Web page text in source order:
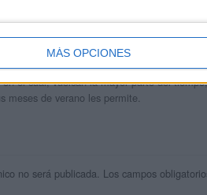
MÁS OPCIONES
no es solo un blog, es la apuesta personal
de ser pareja, son los encargados de
el cual, vuelcan la mayor parte del
meses de verano les permite.
no será publicada. Los campos